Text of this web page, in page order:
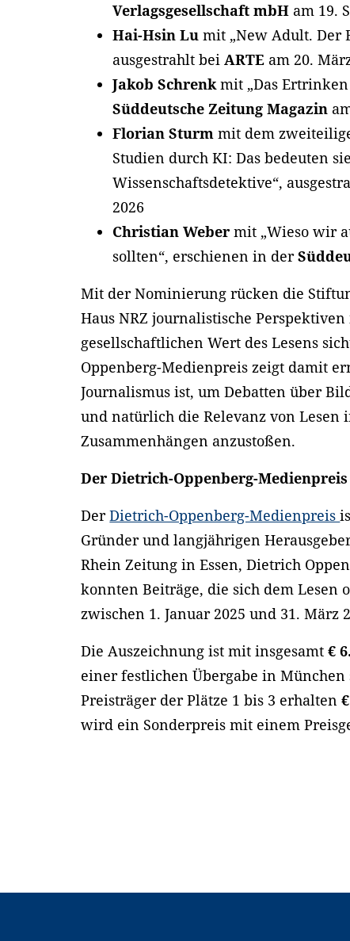
Verlagsgesellschaft mbH am 19.
Hai-Hsin Lu mit „New Adult. Der
ausgestrahlt beiARTE am 20.
Jakob Schrenkmit „Das
Süddeutsche Zeitung Magazin
Florian Sturm mit dem
Studien durch KI: Das bedeuten
Wissenschaftsdetektive“,
2026
Christian Weber mit „Wieso wir
sollten“, erschienen in der
Mit der Nominierung rücken die
Haus NRZ journalistische
gesellschaftlichen Wert des Lesens
Oppenberg-Medienpreis zeigt damit
Journalismus ist, um Debatten über
und natürlich die Relevanz von Lesen
Zusammenhängen anzustoßen.
Der Dietrich-Oppenberg-Medienpreis
DerDietrich-Oppenberg-Medienpreis
Gründer und langjährigen
Rhein Zeitung in Essen, Dietrich
konnten Beiträge, die sich dem
zwischen 1. Januar 2025 und 31. März
Die Auszeichnung ist mit insgesamt€
einer festlichen Übergabe in
Preisträger der Plätze 1 bis 3 erhalten
wird ein Sonderpreis mit einem